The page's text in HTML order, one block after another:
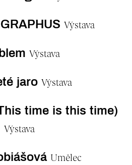
Výstava
Výstava
jaro Výstava
time is this time)
Výstava
Umělec